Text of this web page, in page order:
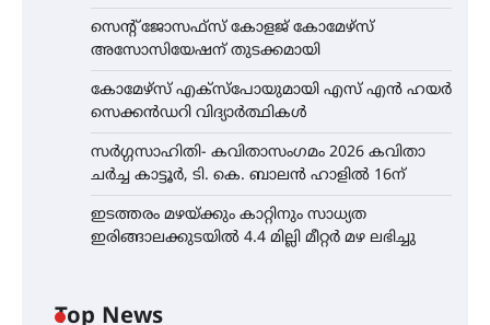
സെന്റ് ജോസഫ്സ് കോളജ് കോമേഴ്‌സ്
അസോസിയേഷന് തുടക്കമായി
കോമേഴ്സ് എക്സ്പോയുമായി എസ് എൻ ഹയർ
സെക്കൻഡറി വിദ്യാർത്ഥികൾ
സർഗ്ഗസാഹിതി- കവിതാസംഗമം 2026 കവിതാ
ചർച്ച കാട്ടൂർ, ടി. കെ. ബാലൻ ഹാളിൽ 16ന്
ഇടത്തരം മഴയ്ക്കും കാറ്റിനും സാധ്യത
ഇരിങ്ങാലക്കുടയിൽ 4.4 മില്ലി മീറ്റർ മഴ ലഭിച്ചു
Top News